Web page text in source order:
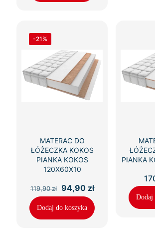
-21%
MATERAC DO
ŁÓŻECZKA KOKOS
PIANKA KOKOS
120X60X10
119,90zł
Pierwotna
cena
wynosiła:
119,90 zł.
94,90 złAktualna
wynosi:
94,90 zł.
Dodaj do koszyka
PIANKA
Dodaj